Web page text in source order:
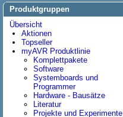
Produktgruppen
Übersicht
Aktionen
Topseller
myAVR Produktlinie
Komplettpakete
Software
Systemboards und
Programmer
Hardware - Bausätze
Literatur
Projekte und Experimente